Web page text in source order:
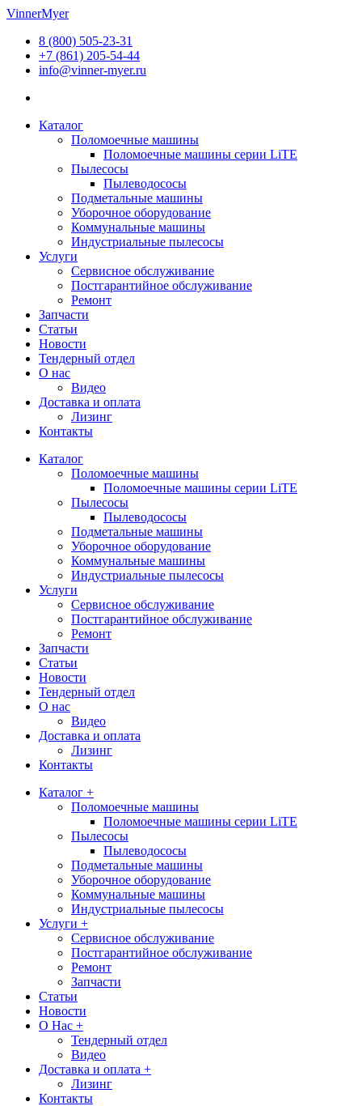
Перейти
содержимому
VinnerMyer
8 (800) 505-23-31
+7 (861) 205-54-44
info@vinner-myer.ru
Каталог
Поломоечные машины
Поломоечные машины серии LiTE
Пылесосы
Пылеводососы
Подметальные машины
Уборочное оборудование
Коммунальные машины
Индустриальные пылесосы
Услуги
Сервисное обслуживание
Постгарантийное обслуживание
Ремонт
Запчасти
Статьи
Новости
Тендерный отдел
О нас
Видео
Доставка и оплата
Лизинг
Контакты
Каталог
Поломоечные машины
Поломоечные машины серии LiTE
Пылесосы
Пылеводососы
Подметальные машины
Уборочное оборудование
Коммунальные машины
Индустриальные пылесосы
Услуги
Сервисное обслуживание
Постгарантийное обслуживание
Ремонт
Запчасти
Статьи
Новости
Тендерный отдел
О нас
Видео
Доставка и оплата
Лизинг
Контакты
Каталог +
Поломоечные машины
Поломоечные машины серии LiTE
Пылесосы
Пылеводососы
Подметальные машины
Уборочное оборудование
Коммунальные машины
Индустриальные пылесосы
Услуги +
Сервисное обслуживание
Постгарантийное обслуживание
Ремонт
Запчасти
Статьи
Новости
О Нас +
Тендерный отдел
Видео
Доставка и оплата +
Лизинг
Контакты